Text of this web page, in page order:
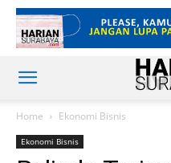
Home Ekonomi Bisnis
Ekonomi Bisnis